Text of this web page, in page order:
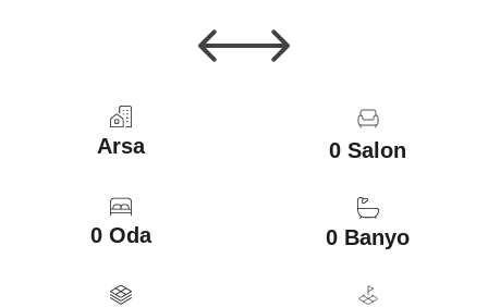
Arsa 0 Salon
0 Oda 0 Banyo